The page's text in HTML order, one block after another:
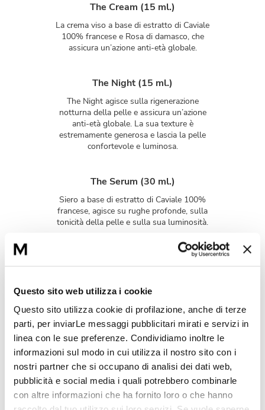
Questo sito web utilizza i cookie
Questo sito utilizza cookie di profilazione, anche di terze
parti, per inviarLe messaggi pubblicitari mirati e servizi in
linea con le sue preferenze. Condividiamo inoltre le
informazioni sul modo in cui utilizza il nostro sito con i
nostri partner che si occupano di analisi dei dati web,
pubblicità e social media i quali potrebbero combinarle
con altre informazioni che ha fornito loro o che hanno
The Cream (15 ml.)
La crema viso a base di estratto di Caviale
100% francese e Rosa di damasco, che
assicura un’azione anti-età globale.
The Night (15 ml.)
The Night agisce sulla rigenerazione
notturna della pelle e assicura un’azione
anti-età globale. La sua texture è
estremamente generosa e lascia la pelle
confortevole e luminosa.
The Serum (30 ml.)
Siero a base di estratto di Caviale 100%
francese, agisce su rughe profonde, sulla
tonicità della pelle e sulla sua luminosità.
L'intesa perfetta